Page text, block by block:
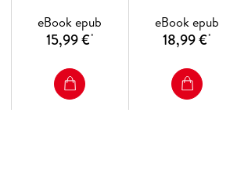
eBook epub
15,99 €*
eBook epub
18,99 €*